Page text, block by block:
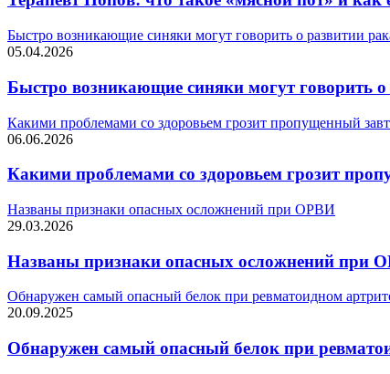
Быстро возникающие синяки могут говорить о развитии
05.04.2026
Быстро возникающие синяки могут говорить
Какими проблемами со здоровьем грозит пропущенный
06.06.2026
Какими проблемами со здоровьем грозит
Названы признаки опасных осложнений при ОРВИ
29.03.2026
Названы признаки опасных осложнений при
Обнаружен самый опасный белок при ревматоидном
20.09.2025
Обнаружен самый опасный белок при